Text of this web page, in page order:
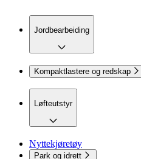
Jordbearbeiding
Kompaktlastere og redskap
Løfteutstyr
Nyttekjøretøy
Park og idrett